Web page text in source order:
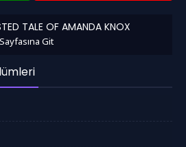
KnoxTALE OF AMANDA KNOX
Git